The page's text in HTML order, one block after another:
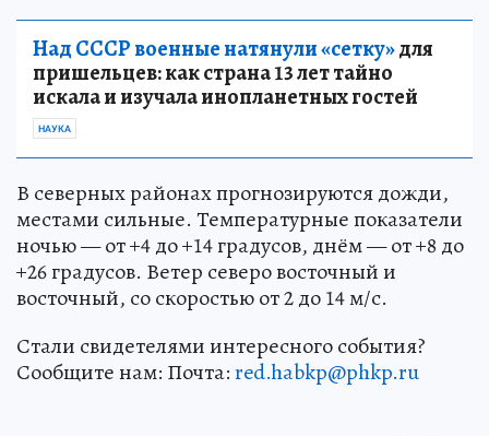
Над СССР военные натянули «сетку»для
пришельцев: как страна 13 лет тайно
искала и изучала инопланетных гостей
НАУКА
В северных районах прогнозируются дожди,
местами сильные. Температурные показатели
ночью — от +4 до +14 градусов, днём — от +8 до
+26 градусов. Ветер северо восточный и
восточный, со скоростью от 2 до 14 м/с.
Стали свидетелями интересного события?
Сообщите нам: Почта:red.habkp@phkp.ru